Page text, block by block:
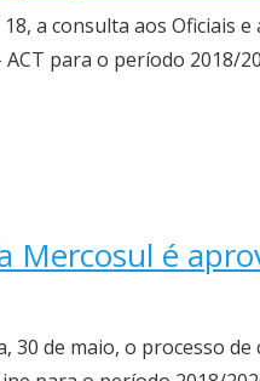
a consulta aos Oficiais
para o período 2018/
Mercosul é
30 de maio, o processo